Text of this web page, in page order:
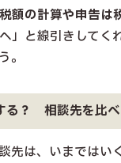
額の計算や申告は
」と線引きしてく
。
る？ 相談先を比べ
先は、いまではい